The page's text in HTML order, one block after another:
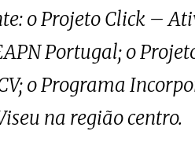
o Projeto Click –
Portugal; o
o Programa
na região centro.